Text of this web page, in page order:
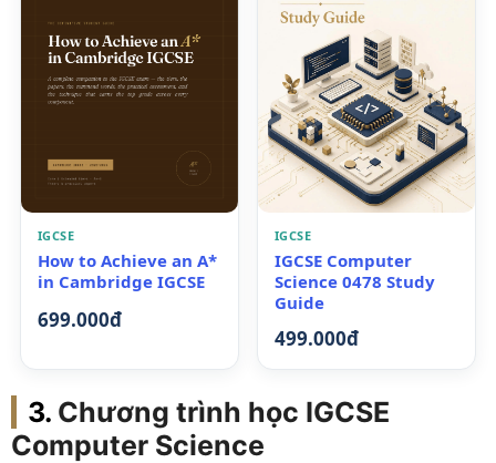
IGCSE
How to Achieve an A*
in Cambridge IGCSE
699.000đ
IGCSE
IGCSE Computer
Science 0478 Study
Guide
499.000đ
Chương trình học IGCSE
Computer Science